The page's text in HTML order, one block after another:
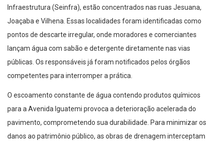
Infraestrutura (Seinfra), estão concentrados nas ruas Jesuana,
Joaçaba e Vilhena. Essas localidades foram identificadas como
pontos de descarte irregular, onde moradores e comerciantes
lançam água com sabão e detergente diretamente nas vias
públicas. Os responsáveis já foram notificados pelos órgãos
competentes para interromper a prática.
O escoamento constante de água contendo produtos químicos
para a Avenida Iguatemi provoca a deterioração acelerada do
pavimento, comprometendo sua durabilidade. Para minimizar os
danos ao patrimônio público, as obras de drenagem interceptam